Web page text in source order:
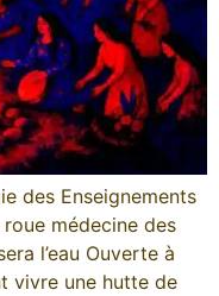
des Enseignements
médecine des
l’eau Ouverte à
vivre une hutte de